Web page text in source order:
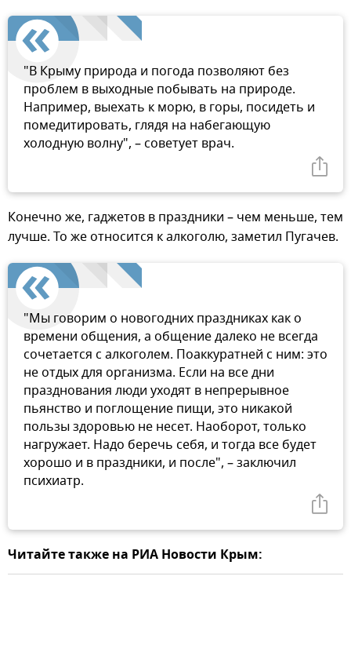
"В Крыму природа и погода позволяют без
проблем в выходные побывать на природе.
Например, выехать к морю, в горы, посидеть и
помедитировать, глядя на набегающую
холодную волну", – советует врач.
Конечно же, гаджетов в праздники – чем меньше, тем
лучше. То же относится к алкоголю, заметил Пугачев.
"Мы говорим о новогодних праздниках как о
времени общения, а общение далеко не всегда
сочетается с алкоголем. Поаккуратней с ним: это
не отдых для организма. Если на все дни
празднования люди уходят в непрерывное
пьянство и поглощение пищи, это никакой
пользы здоровью не несет. Наоборот, только
нагружает. Надо беречь себя, и тогда все будет
хорошо и в праздники, и после", – заключил
психиатр.
Читайте также на РИА Новости Крым: